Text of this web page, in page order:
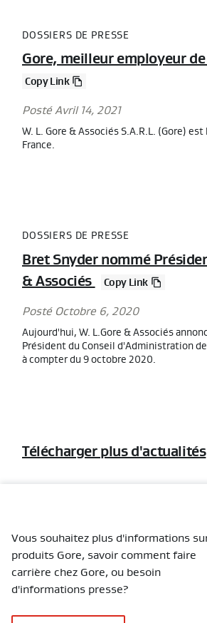
DOSSIERS DE PRESSE
Gore, meilleur employeur de
Copy Link
Posté Avril 14, 2021
W. L. Gore & Associés S.A.R.L. (Gore)
France.
DOSSIERS DE PRESSE
Bret Snyder nommé
& Associés
Copy Link
Posté Octobre 6, 2020
Aujourd'hui, W. L.Gore & Associés
Président du Conseil d'Administration
à compter du 9 octobre 2020.
Télécharger plus d'actualités
Vous souhaitez plus d'informations
produits Gore, savoir comment faire
carrière chez Gore, ou besoin
d'informations presse?